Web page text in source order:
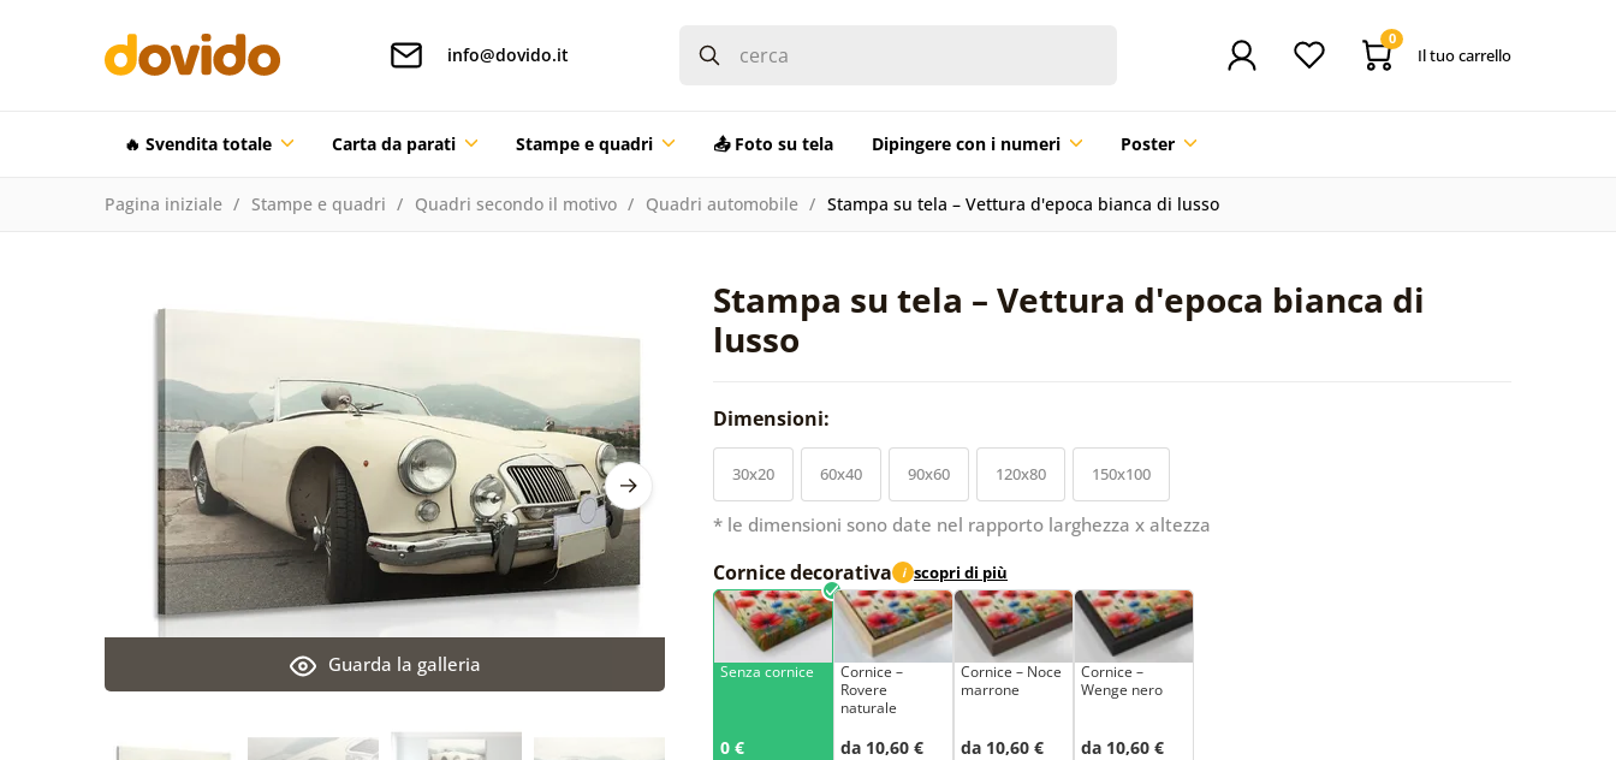
info@dovido.it
0
Il tuo carrello
🔥 Svendita totale Carta da parati Stampe e quadri 📤 Foto su tela Dipingere con i numeri Poster
Pagina iniziale Stampe e quadri Quadri secondo il motivo Quadri automobile Stampa su tela – Vettura d'epoca bianca di lusso
Stampa su tela – Vettura d'epoca bianca di
lusso
Guarda la galleria
Dimensioni:
30x20 60x40 90x60 120x80 150x100
* le dimensioni sono date nel rapporto larghezza x altezza
Cornice decorativa i scopri di più
Senza cornice
0 €
Cornice –
Rovere
naturale
da 10,60 €
Cornice – Noce
marrone
da 10,60 €
Cornice –
Wenge nero
da 10,60 €